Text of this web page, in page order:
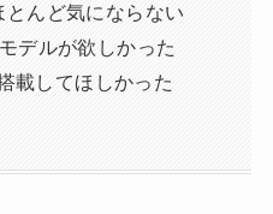
とんど気にならない
デルが欲しかった
載してほしかった